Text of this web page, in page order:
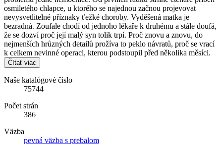
osmiletého chlapce, u ktorého se najednou začnou projevovat
nevysvetlitelné příznaky ťežké choroby. Vyděšená matka je
bezradná. Zoufale chodí od jednoho lékaře k druhému a stále doufá,
že se dozví proč její malý syn tolik trpí. Proč znovu a znovu, do
nejmenších hrůzných detailů prožíva to peklo návratů, proč se vrací
k celkem nevinné operaci, kterou podstoupil před několika měsíci.
Čítať viac
Naše katalógové číslo
75744
Počet strán
386
Väzba
pevná väzba s prebalom